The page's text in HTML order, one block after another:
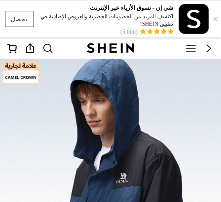
يحصل ×
شي إن - تسوق الأزياء عبر الإنترنت
اكتشف المزيد من الخصومات الحصرية والعروض الإضافية في
تطبيق SHEIN!
(5,000)